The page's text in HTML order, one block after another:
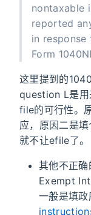
nontaxable
reported
in
Form
这里提到的
question L是
file的可行性。
应，原因二是
就不让efile了。
其他不正
Exempt
一般是填政